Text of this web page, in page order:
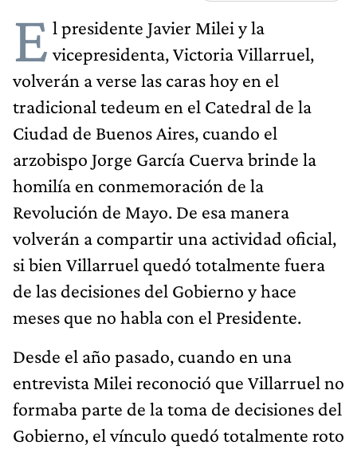
E l presidente Javier Milei y la
vicepresidenta, Victoria Villarruel,
volverán a verse las caras hoy en el
tradicional tedeum en el Catedral de la
Ciudad de Buenos Aires, cuando el
arzobispo Jorge García Cuerva brinde la
homilía en conmemoración de la
Revolución de Mayo. De esa manera
volverán a compartir una actividad oficial,
si bien Villarruel quedó totalmente fuera
de las decisiones del Gobierno y hace
meses que no habla con el Presidente.
Desde el año pasado, cuando en una
entrevista Milei reconoció que Villarruel no
formaba parte de la toma de decisiones del
Gobierno, el vínculo quedó totalmente roto